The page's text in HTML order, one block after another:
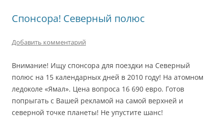
Спонсора! Северный полюс
Добавить комментарий
Внимание! Ищу спонсора для поездки на Северный
полюс на 15 календарных дней в 2010 году! На атомном
ледоколе «Ямал». Цена вопроса 16 690 евро. Готов
попрыгать с Вашей рекламой на самой верхней и
северной точке планеты! Не упустите шанс!